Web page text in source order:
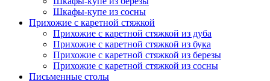
Шкафы-купе из сосны
Прихожие с каретной стяжкой
Прихожие с каретной стяжкой из дуба
Прихожие с каретной стяжкой из бука
Прихожие с каретной стяжкой из березы
Прихожие с каретной стяжкой из сосны
Письменные столы